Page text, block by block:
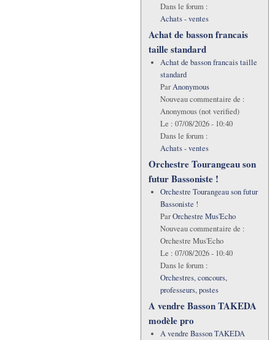
Dans le forum :
Achats - ventes
Achat de basson francais
taille standard
Achat de basson francais taille
standard
ParAnonymous
Nouveau commentaire de :
Anonymous (not verified)
Le : 07/08/2026 - 10:40
Dans le forum :
Achats - ventes
Orchestre Tourangeau son
futur Bassoniste !
Orchestre Tourangeau son futur
Bassoniste !
ParOrchestre Mus'Echo
Nouveau commentaire de :
Orchestre Mus'Echo
Le : 07/08/2026 - 10:40
Dans le forum :
Orchestres, concours,
professeurs, postes
A vendre Basson TAKEDA
modèle pro
A vendre Basson TAKEDA